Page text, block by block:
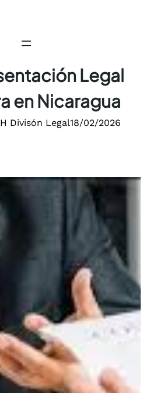
Legal
en Nicaragua
Divisón Legal18/02/2026